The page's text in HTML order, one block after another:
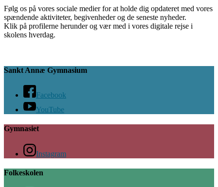
Følg os på vores sociale medier for at holde dig opdateret med vores
spændende aktiviteter, begivenheder og de seneste nyheder.
Klik på profilerne herunder og vær med i vores digitale rejse i
skolens hverdag.
Sankt Annæ Gymnasium
Facebook
YouTube
Gymnasiet
Instagram
Folkeskolen